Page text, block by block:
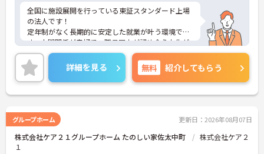
全国に施設展開を行っている東証スタンダード上場
の法人です！
定年制がなく長期的に安定した就業が叶う環境で
す。人間関係が良好で、職員同士が認め合う文化が
根付いています。
ご興味のある方には、面接対策ポイントなど、さら
に詳細をご案内しますのでお気軽にご相談くださ
い！
詳細を見る 無料 紹介してもらう
グループホーム 更新日：2026年08月07日
株式会社ケア２１グループホーム たのしい家佐太中町
株式会社ケア２
１